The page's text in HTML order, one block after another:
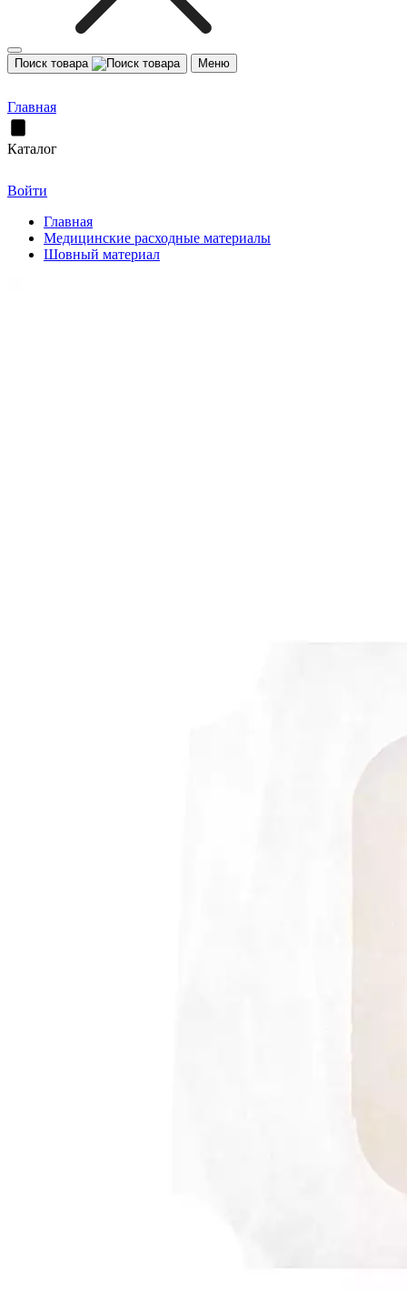
Поиск товара Меню
Главная
Каталог
Войти
Главная
Медицинские расходные материалы
Шовный материал